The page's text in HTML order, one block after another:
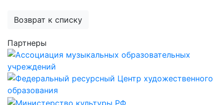
Возврат к списку
Партнеры